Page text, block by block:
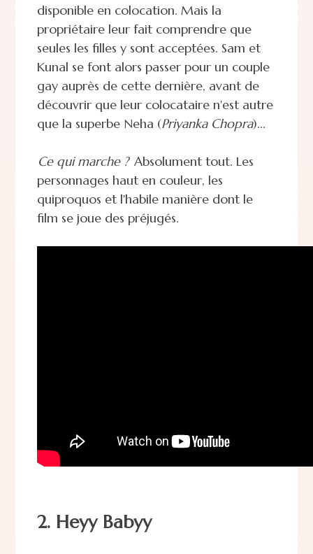
disponible en colocation. Mais la
propriétaire leur fait comprendre que
seules les filles y sont acceptées. Sam et
Kunal se font alors passer pour un couple
gay auprès de cette dernière, avant de
découvrir que leur colocataire n'est autre
que la superbe Neha (Priyanka Chopra)...
Ce qui marche ? Absolument tout. Les
personnages haut en couleur, les
quiproquos et l'habile manière dont le
film se joue des préjugés.
2. Heyy Babyy